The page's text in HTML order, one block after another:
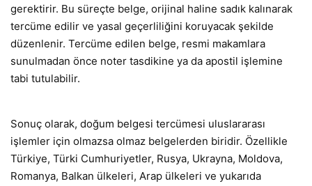
gerektirir. Bu süreçte belge, orijinal haline sadık kalınarak
tercüme edilir ve yasal geçerliliğini koruyacak şekilde
düzenlenir. Tercüme edilen belge, resmi makamlara
sunulmadan önce noter tasdikine ya da apostil işlemine
tabi tutulabilir.
Sonuç olarak, doğum belgesi tercümesi uluslararası
işlemler için olmazsa olmaz belgelerden biridir. Özellikle
Türkiye, Türki Cumhuriyetler, Rusya, Ukrayna, Moldova,
Romanya, Balkan ülkeleri, Arap ülkeleri ve yukarıda